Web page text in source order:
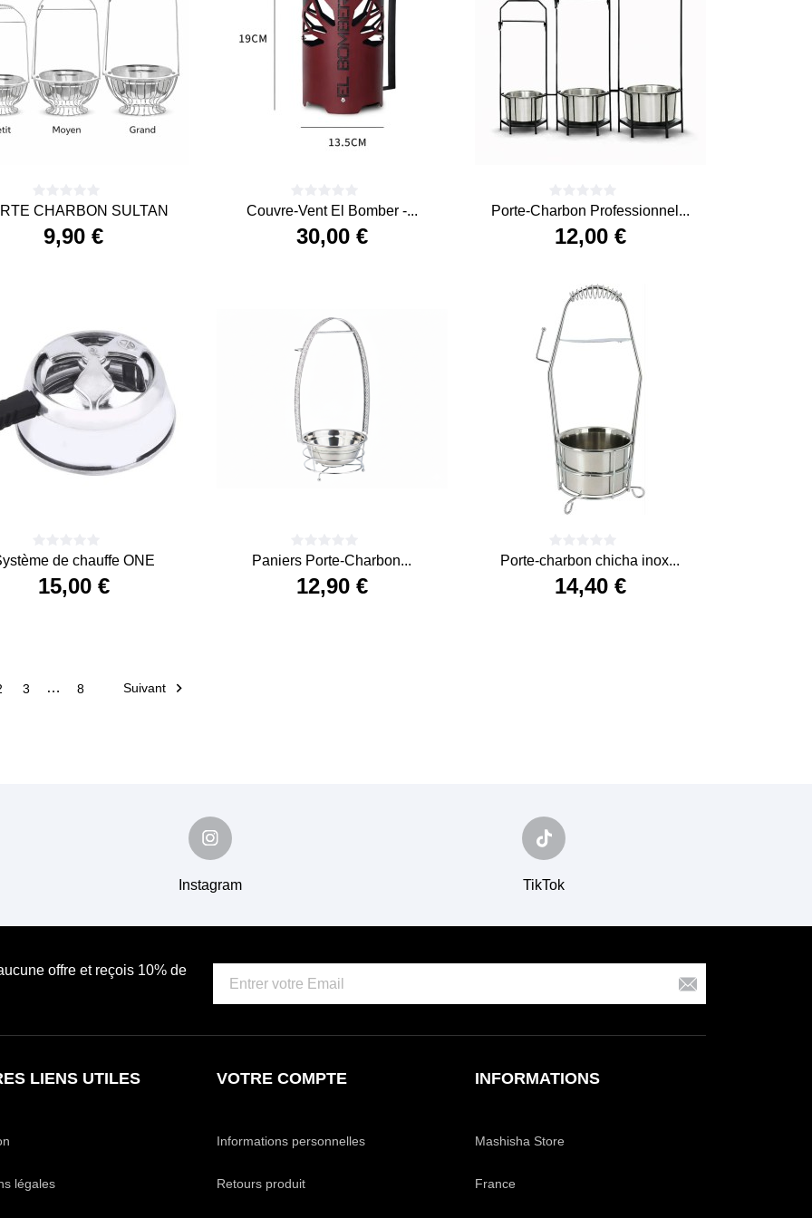
CHARBON SULTAN
9,90 €
Couvre-Vent El Bomber -...
30,00 €
Porte-Charbon Professionnel...
12,00 €
de chauffe ONE
15,00 €
Paniers Porte-Charbon...
12,90 €
Porte-charbon chicha inox...
14,40 €
3 … 8 Suivant 
Instagram TikTok
offre et reçois 10% de
LIENS UTILES
légales
VOTRE COMPTE
Informations personnelles
Retours produit
INFORMATIONS
Mashisha Store
France